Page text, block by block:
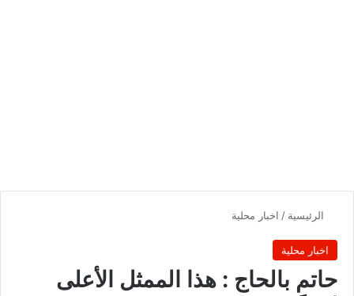
الرئيسية / اخبار محلية
اخبار محلية
حاتم بالحاج : هذا الممثل الأعلى